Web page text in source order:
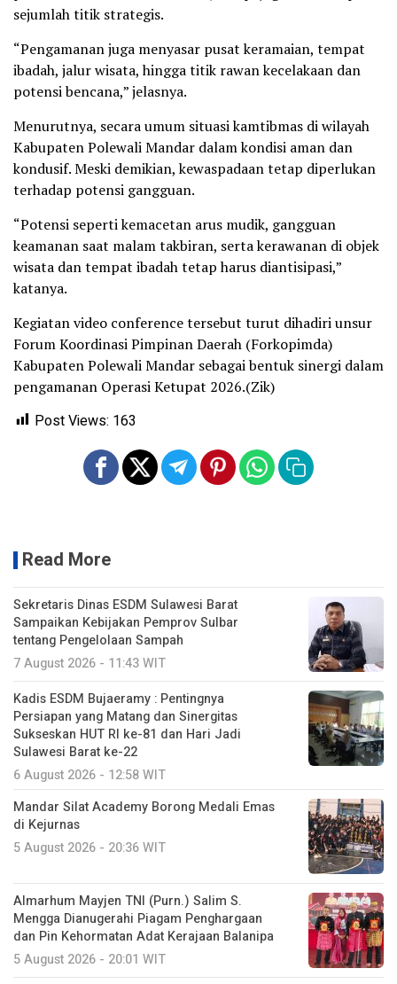
sejumlah titik strategis.
“Pengamanan juga menyasar pusat keramaian, tempat
ibadah, jalur wisata, hingga titik rawan kecelakaan dan
potensi bencana,” jelasnya.
Menurutnya, secara umum situasi kamtibmas di wilayah
Kabupaten Polewali Mandar dalam kondisi aman dan
kondusif. Meski demikian, kewaspadaan tetap diperlukan
terhadap potensi gangguan.
“Potensi seperti kemacetan arus mudik, gangguan
keamanan saat malam takbiran, serta kerawanan di objek
wisata dan tempat ibadah tetap harus diantisipasi,”
katanya.
Kegiatan video conference tersebut turut dihadiri unsur
Forum Koordinasi Pimpinan Daerah (Forkopimda)
Kabupaten Polewali Mandar sebagai bentuk sinergi dalam
pengamanan Operasi Ketupat 2026.(Zik)
Post Views: 163
Read More
Sekretaris Dinas ESDM Sulawesi Barat
Sampaikan Kebijakan Pemprov Sulbar
tentang Pengelolaan Sampah
7 August 2026 - 11:43 WIT
Kadis ESDM Bujaeramy : Pentingnya
Persiapan yang Matang dan Sinergitas
Sukseskan HUT RI ke-81 dan Hari Jadi
Sulawesi Barat ke-22
6 August 2026 - 12:58 WIT
Mandar Silat Academy Borong Medali Emas
di Kejurnas
5 August 2026 - 20:36 WIT
Almarhum Mayjen TNI (Purn.) Salim S.
Mengga Dianugerahi Piagam Penghargaan
dan Pin Kehormatan Adat Kerajaan Balanipa
5 August 2026 - 20:01 WIT